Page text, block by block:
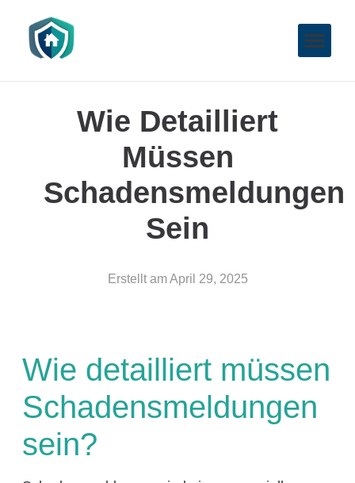
Wie Detailliert
Müssen
Schadensmeldungen
Sein
Erstellt am April 29, 2025
Wie detailliert müssen
Schadensmeldungen
sein?